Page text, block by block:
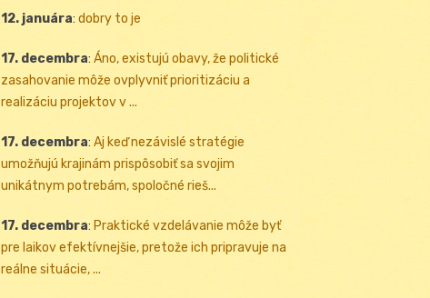
12. januára: dobry to je
17. decembra: Áno, existujú obavy, že politické
zasahovanie môže ovplyvniť prioritizáciu a
realizáciu projektov v ...
17. decembra: Aj keď nezávislé stratégie
umožňujú krajinám prispôsobiť sa svojim
unikátnym potrebám, spoločné rieš...
17. decembra: Praktické vzdelávanie môže byť
pre laikov efektívnejšie, pretože ich pripravuje na
reálne situácie, ...